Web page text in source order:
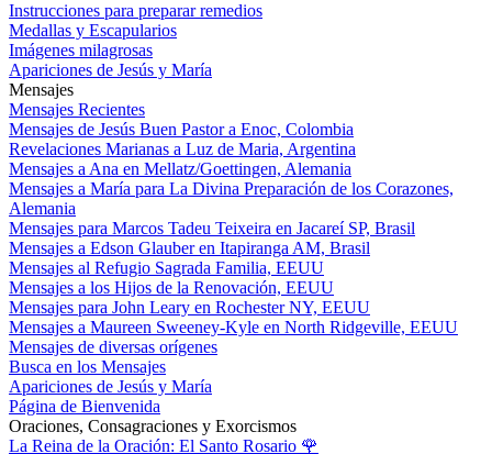
Instrucciones para preparar remedios
Medallas y Escapularios
Imágenes milagrosas
Apariciones de Jesús y María
Mensajes
Mensajes Recientes
Mensajes de Jesús Buen Pastor a Enoc, Colombia
Revelaciones Marianas a Luz de Maria, Argentina
Mensajes a Ana en Mellatz/Goettingen, Alemania
Mensajes a María para La Divina Preparación de los Corazones,
Alemania
Mensajes para Marcos Tadeu Teixeira en Jacareí SP, Brasil
Mensajes a Edson Glauber en Itapiranga AM, Brasil
Mensajes al Refugio Sagrada Familia, EEUU
Mensajes a los Hijos de la Renovación, EEUU
Mensajes para John Leary en Rochester NY, EEUU
Mensajes a Maureen Sweeney-Kyle en North Ridgeville, EEUU
Mensajes de diversas orígenes
Busca en los Mensajes
Apariciones de Jesús y María
Página de Bienvenida
Oraciones, Consagraciones y Exorcismos
La Reina de la Oración: El Santo Rosario 🌹